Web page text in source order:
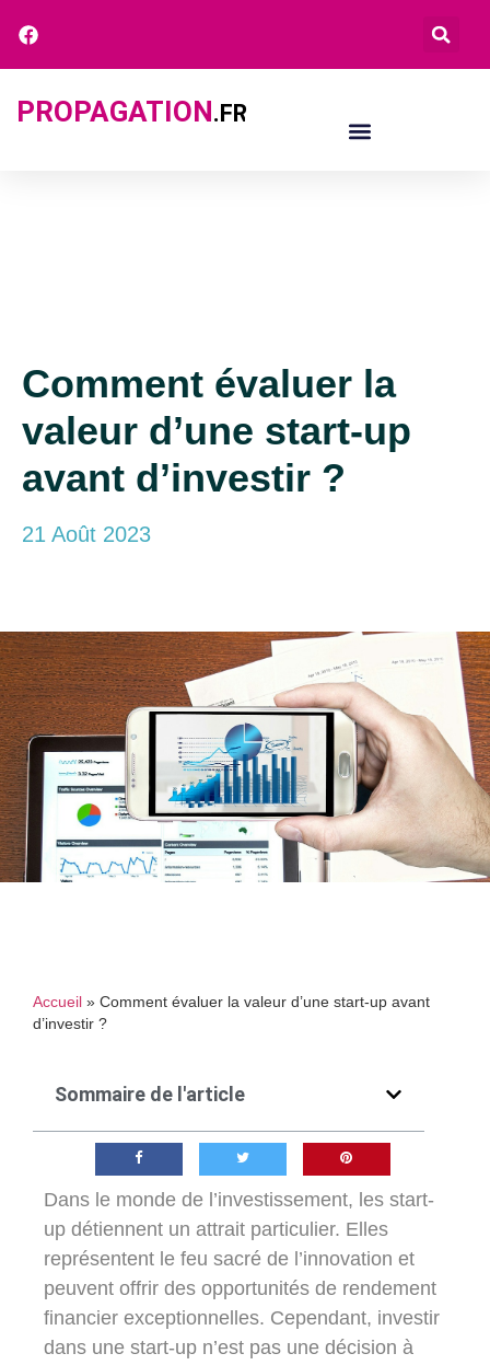
PROPAGATION.FR
Comment évaluer la
valeur d’une start-up
avant d’investir ?
21 Août 2023
Accueil » Comment évaluer la valeur d’une start-up avant
d’investir ?
Sommaire de l'article
Dans le monde de l’investissement, les start-
up détiennent un attrait particulier. Elles
représentent le feu sacré de l’innovation et
peuvent offrir des opportunités de rendement
financier exceptionnelles. Cependant, investir
dans une start-up n’est pas une décision à